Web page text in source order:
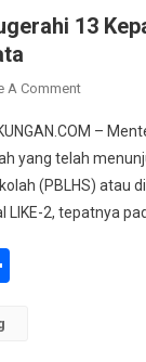
13
A CommentOn
LHK
Anugerahi
13
Kepala
–
yang telah
(PBLHS)
LIKE-2, tepatnya